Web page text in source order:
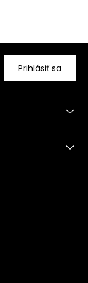
Prihlásiť sa